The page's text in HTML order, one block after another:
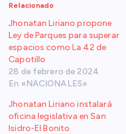
Relacionado
Jhonatan Liriano propone
Ley de Parques para superar
espacios como La 42 de
Capotillo
28 de febrero de 2024
En «NACIONALES»
Jhonatan Liriano instalará
oficina legislativa en San
Isidro-El Bonito